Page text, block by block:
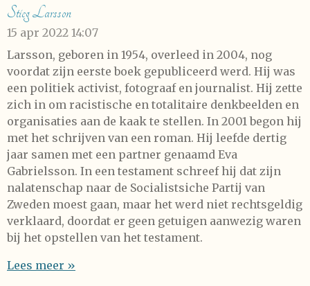
Stieg Larsson
15 apr 2022 14:07
Larsson, geboren in 1954, overleed in 2004, nog
voordat zijn eerste boek gepubliceerd werd. Hij was
een politiek activist, fotograaf en journalist. Hij zette
zich in om racistische en totalitaire denkbeelden en
organisaties aan de kaak te stellen. In 2001 begon hij
met het schrijven van een roman. Hij leefde dertig
jaar samen met een partner genaamd Eva
Gabrielsson. In een testament schreef hij dat zijn
nalatenschap naar de Socialistsiche Partij van
Zweden moest gaan, maar het werd niet rechtsgeldig
verklaard, doordat er geen getuigen aanwezig waren
bij het opstellen van het testament.
Lees meer »